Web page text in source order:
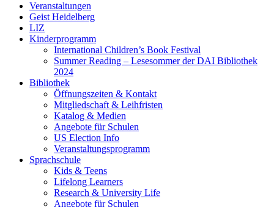
Veranstaltungen
Geist Heidelberg
LIZ
Kinderprogramm
International Children’s Book Festival
Summer Reading – Lesesommer der DAI Bibliothek
2024
Bibliothek
Öffnungszeiten & Kontakt
Mitgliedschaft & Leihfristen
Katalog & Medien
Angebote für Schulen
US Election Info
Veranstaltungsprogramm
Sprachschule
Kids & Teens
Lifelong Learners
Research & University Life
Angebote für Schulen